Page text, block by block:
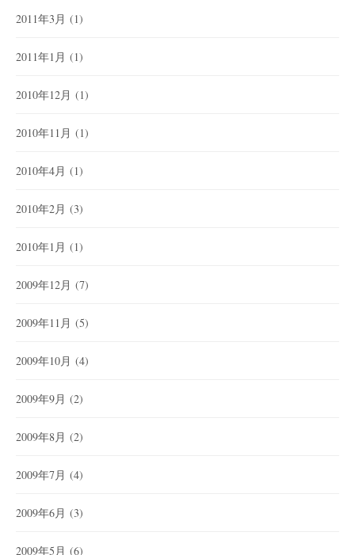
2011年3月 (1)
2011年1月 (1)
2010年12月 (1)
2010年11月 (1)
2010年4月 (1)
2010年2月 (3)
2010年1月 (1)
2009年12月 (7)
2009年11月 (5)
2009年10月 (4)
2009年9月 (2)
2009年8月 (2)
2009年7月 (4)
2009年6月 (3)
2009年5月 (6)